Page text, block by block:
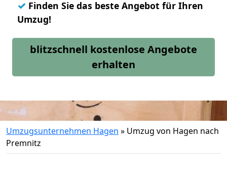
✓ Finden Sie das beste Angebot für Ihren
Umzug!
blitzschnell kostenlose Angebote
erhalten
Umzugsunternehmen Hagen » Umzug von Hagen nach
Premnitz